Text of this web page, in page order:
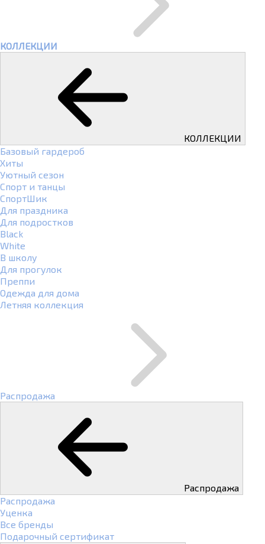
КОЛЛЕКЦИИ
КОЛЛЕКЦИИ
Базовый гардероб
Хиты
Уютный сезон
Спорт и танцы
СпортШик
Для праздника
Для подростков
Black
White
В школу
Для прогулок
Преппи
Одежда для дома
Летняя коллекция
Распродажа
Распродажа
Распродажа
Уценка
Все бренды
Подарочный сертификат